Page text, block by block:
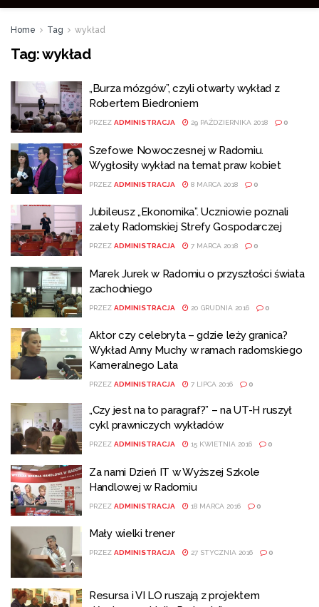
Home Tag wykład
Tag:wykład
„Burza mózgów”, czyli otwarty wykład z
Robertem Biedroniem
PRZEZ ADMINISTRACJA 29 PAŹDZIERNIKA 2018 0
Szefowe Nowoczesnej w Radomiu.
Wygłosiły wykład na temat praw kobiet
PRZEZ ADMINISTRACJA 8 MARCA 2018 0
Jubileusz „Ekonomika”. Uczniowie poznali
zalety Radomskiej Strefy Gospodarczej
PRZEZ ADMINISTRACJA 7 MARCA 2018 0
Marek Jurek w Radomiu o przyszłości świata
zachodniego
PRZEZ ADMINISTRACJA 20 GRUDNIA 2016 0
Aktor czy celebryta – gdzie leży granica?
Wykład Anny Muchy w ramach radomskiego
Kameralnego Lata
PRZEZ ADMINISTRACJA 7 LIPCA 2016 0
„Czy jest na to paragraf?” – na UT-H ruszył
cykl prawniczych wykładów
PRZEZ ADMINISTRACJA 15 KWIETNIA 2016 0
Za nami Dzień IT w Wyższej Szkole
Handlowej w Radomiu
PRZEZ ADMINISTRACJA 18 MARCA 2016 0
Mały wielki trener
PRZEZ ADMINISTRACJA 27 STYCZNIA 2016 0
Resursa i VI LO ruszają z projektem